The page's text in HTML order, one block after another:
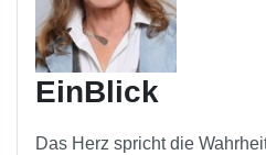
EinBlick
Das Herz spricht die